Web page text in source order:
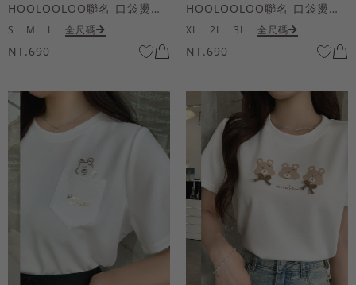
HOOLOOLOO聯名-口袋燙金KUKU熊短袖上衣
S M L 全尺碼
NT.690
HOOLOOLOO聯名-口袋燙金KUKU熊短袖上衣
XL 2L 3L 全尺碼
NT.690